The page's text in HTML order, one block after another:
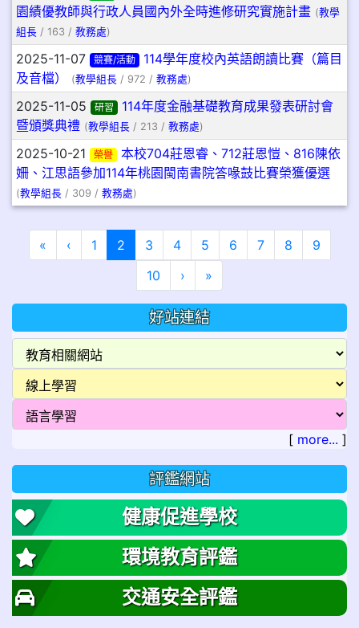
園績優教師與行政人員國內外全時進修研究實施計畫 (教學
組長 / 163 / 教務處)
2025-11-07 競賽/活動
114學年度校內英語朗讀比賽（篇目
及音檔）
(教學組長 / 972 / 教務處)
2025-11-05 研習
114年度金融基礎教育成果發表研討會
暨頒獎典禮 (教學組長 / 213 / 教務處)
2025-10-21 榮譽
本校704莊恩睿、712莊恩愷、816陳依
姍、江思語參加114年桃園閩南書院答喙鼓比賽榮獲優選
(教學組長 / 309 / 教務處)
« 第一頁
‹上一頁
1 2(目前頁次)
3 4 5 6 7 8
9
10
›下一頁
»最後頁
好站連結
[ more... ]
評鑑網站
健康促進學校
環境教育評鑑
交通安全評鑑